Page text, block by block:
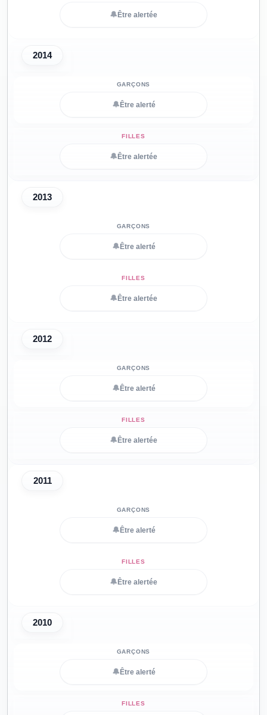
🔔 Être alertée
2014
🔔 Être alerté
🔔 Être alertée
2013
🔔 Être alerté
🔔 Être alertée
2012
🔔 Être alerté
🔔 Être alertée
2011
🔔 Être alerté
🔔 Être alertée
2010
🔔 Être alerté